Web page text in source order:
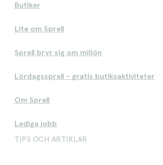
Butiker
Lite om Sprell
Sprell bryr sig om miljön
Lördagssprell - gratis butiksaktiviteter
Om Sprell
Lediga jobb
TIPS OCH ARTIKLAR